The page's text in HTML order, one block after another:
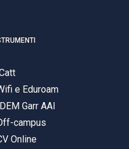
e Eduroam
Garr AAI
campus
Online